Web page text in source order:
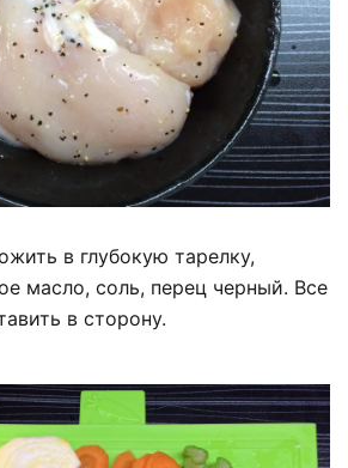
в глубокую тарелку,
масло, соль, перец черный. Все
в сторону.